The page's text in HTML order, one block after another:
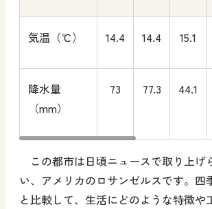
気温（℃） 14.4 14.4 15.1
降水量
（mm）
73 77.3 44.1
この都市は日頃ニュースで取り上げ
い、アメリカのロサンゼルスです。四
と比較して、生活にどのような特徴や